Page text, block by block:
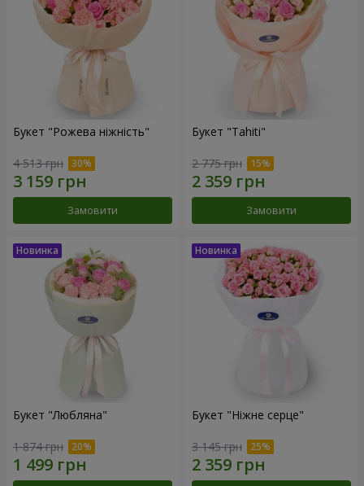
Букет "Рожева ніжність"
4 513 грн
Замовити
Букет "Tahiti"
2 775 грн
Замовити
Букет "Любляна"
1 874 грн
Букет "Ніжне серце"
3 145 грн